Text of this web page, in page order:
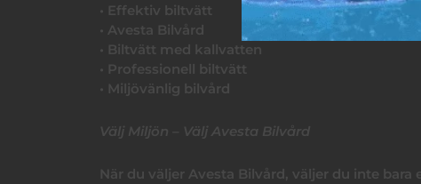
• Effektiv biltvätt
• Avesta Bilvård
• Biltvätt med kallvatten
• Professionell biltvätt
• Miljövänlig bilvård
Välj Miljön – Välj Avesta Bilvård
När du väljer Avesta Bilvård, väljer du inte